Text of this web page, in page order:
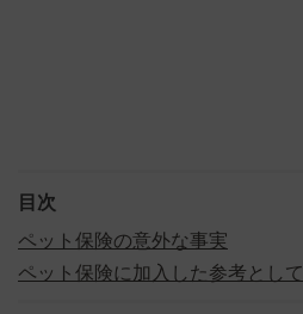
目次
ペット保険の意外な事実
ペット保険に加入した参考として